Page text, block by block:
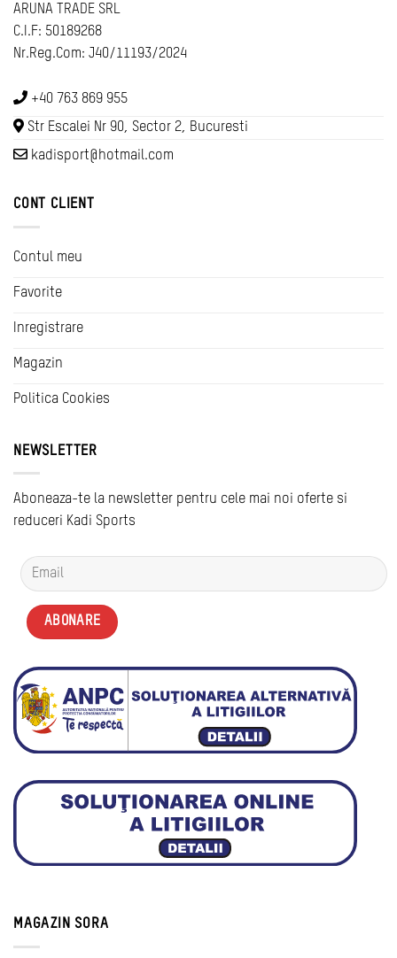
ARUNA TRADE SRL
C.I.F: 50189268
Nr.Reg.Com: J40/11193/2024
+40 763 869 955
Str Escalei Nr 90, Sector 2, Bucuresti
kadisport@hotmail.com
CONT CLIENT
Contul meu
Favorite
Inregistrare
Magazin
Politica Cookies
NEWSLETTER
Aboneaza-te la newsletter pentru cele mai noi oferte si
reduceri Kadi Sports
MAGAZIN SORA